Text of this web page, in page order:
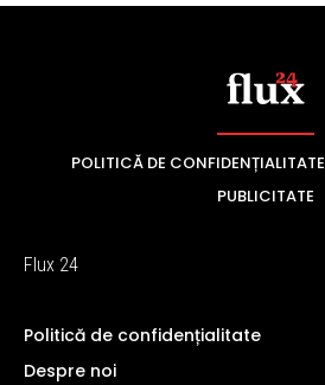
POLITICĂ DE CONFIDENȚIALITATE
PUBLICITATE
Flux 24
Politică de confidențialitate
Despre noi